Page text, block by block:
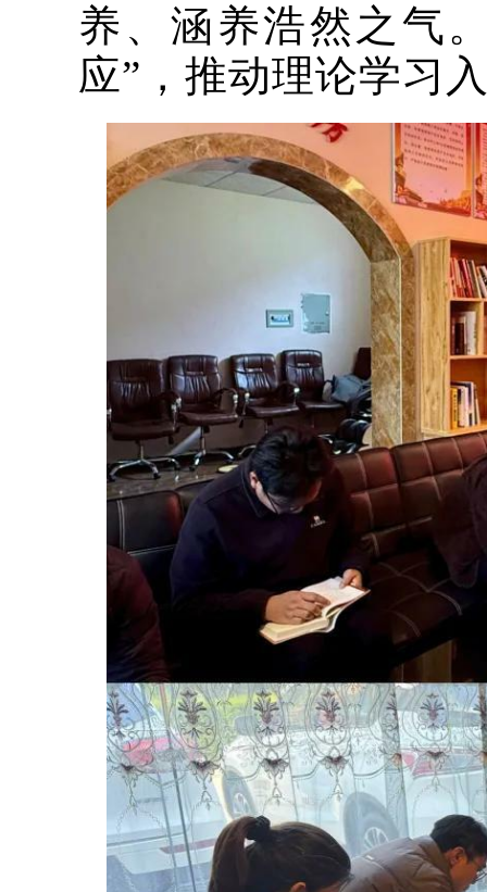
养、涵养浩然之气
应”，推动理论学习